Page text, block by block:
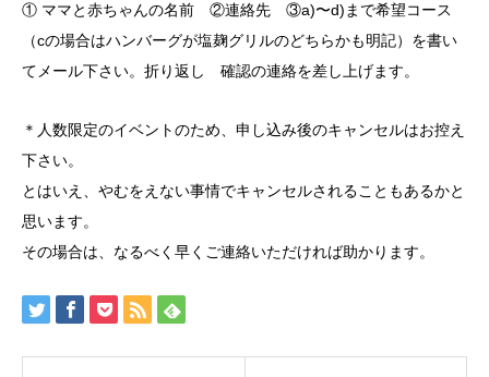
① ママと赤ちゃんの名前 ②連絡先 ③a)〜d)まで希望コース
（cの場合はハンバーグが塩麹グリルのどちらかも明記）を書い
てメール下さい。折り返し 確認の連絡を差し上げます。
＊人数限定のイベントのため、申し込み後のキャンセルはお控え
下さい。
とはいえ、やむをえない事情でキャンセルされることもあるかと
思います。
その場合は、なるべく早くご連絡いただければ助かります。